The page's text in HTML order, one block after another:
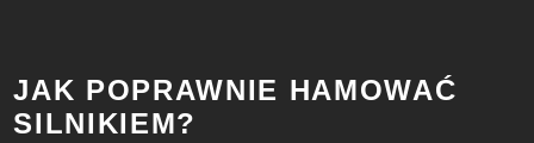
JAK POPRAWNIE HAMOWAĆ
SILNIKIEM?